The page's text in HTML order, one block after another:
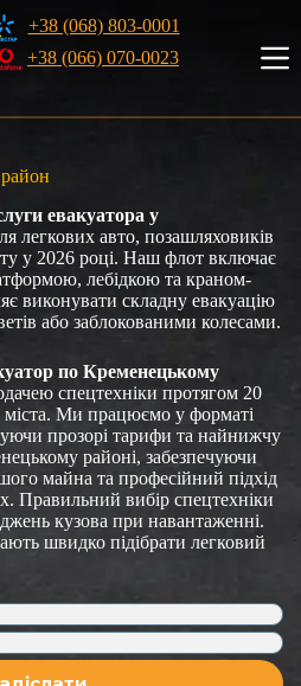
+38 (068) 803-0001
+38 (066) 070-0023
евакуатора у
легкових авто, позашляховиків
у 2026 році. Наш флот включає
лебідкою та краном-
виконувати складну евакуацію
або заблокованими колесами.
по Кременецькому
спецтехніки протягом 20
Ми працюємо у форматі
прозорі тарифи та найнижчу
районі, забезпечуючи
майна та професійний підхід
Правильний вибір спецтехніки
кузова при навантаженні.
швидко підібрати легковий